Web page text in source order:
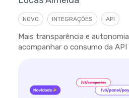
NOVO INTEGRAÇÕES API
Mais transparência e
acompanhar o consumo da